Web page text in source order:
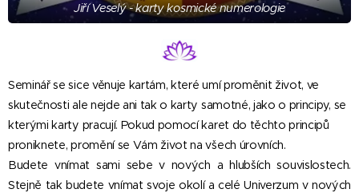
Jiří Veselý - karty kosmické numerologie
Seminář se sice věnuje kartám, které umí proměnit život, ve
skutečnosti ale nejde ani tak o karty samotné, jako o principy, se
kterými karty pracují. Pokud pomocí karet do těchto principů
proniknete, promění se Vám život na všech úrovních.
Budete vnímat sami sebe v nových a hlubších souvislostech.
Stejně tak budete vnímat svoje okolí a celé Univerzum v nových